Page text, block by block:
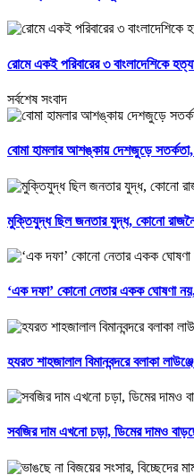
রোমে একই পরিবারের ৩ বাংলাদেশিকে
সর্বশেষ সংবাদ
বোমা হামলার আশঙ্কায় দেশজুড়ে
মুক্তিযুদ্ধ ছিল জনতার যুদ্ধ, কোনো
‘এক দফা’ কোনো নেতার একক ঘোষণা
হযরত শাহজালাল বিমানবন্দরে বলাকা
সবজির দাম এখনো চড়া, ডিমের দামও